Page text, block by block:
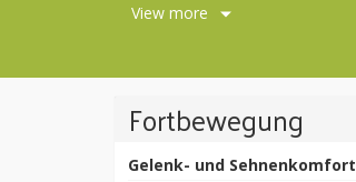
View more
Fortbewegung
Gelenk- und Sehnenkomfort